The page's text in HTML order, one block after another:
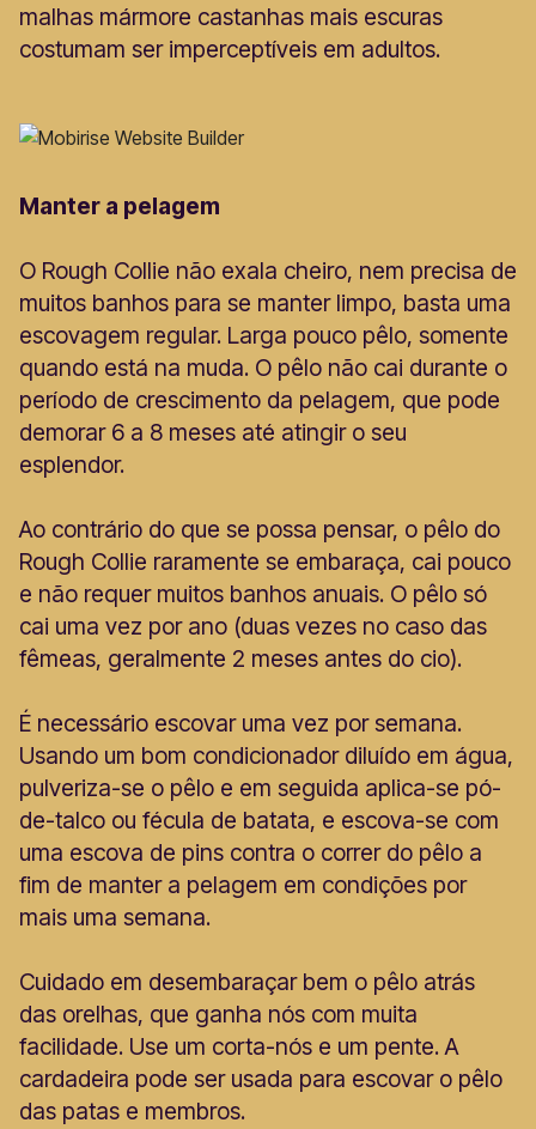
malhas mármore castanhas mais escuras
costumam ser imperceptíveis em adultos.
Manter a pelagem
O Rough Collie não exala cheiro, nem precisa de
muitos banhos para se manter limpo, basta uma
escovagem regular. Larga pouco pêlo, somente
quando está na muda. O pêlo não cai durante o
período de crescimento da pelagem, que pode
demorar 6 a 8 meses até atingir o seu
esplendor.
Ao contrário do que se possa pensar, o pêlo do
Rough Collie raramente se embaraça, cai pouco
e não requer muitos banhos anuais. O pêlo só
cai uma vez por ano (duas vezes no caso das
fêmeas, geralmente 2 meses antes do cio).
É necessário escovar uma vez por semana.
Usando um bom condicionador diluído em água,
pulveriza-se o pêlo e em seguida aplica-se pó-
de-talco ou fécula de batata, e escova-se com
uma escova de pins contra o correr do pêlo a
fim de manter a pelagem em condições por
mais uma semana.
Cuidado em desembaraçar bem o pêlo atrás
das orelhas, que ganha nós com muita
facilidade. Use um corta-nós e um pente. A
cardadeira pode ser usada para escovar o pêlo
das patas e membros.